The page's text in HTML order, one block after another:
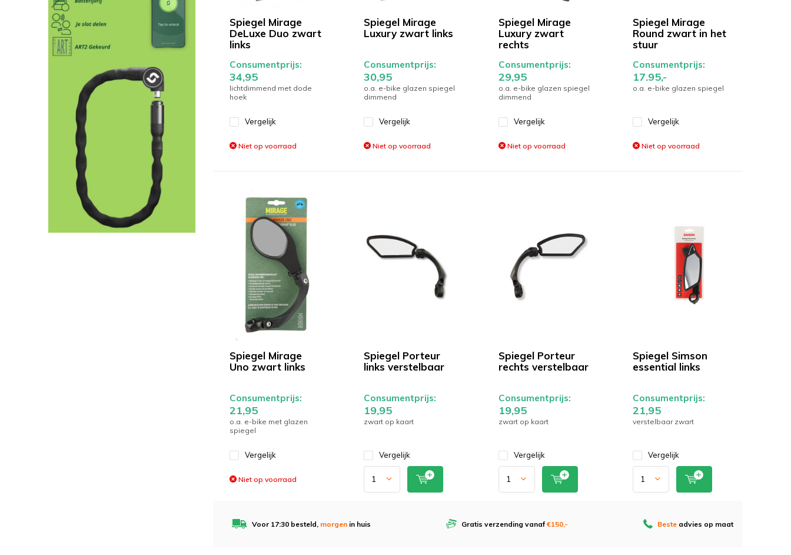
Spiegel Mirage
DeLuxe Duo zwart
links
Consumentprijs:
34,95
lichtdimmend met dode
hoek
Vergelijk
Niet op voorraad
Spiegel Mirage
Luxury zwart links
Consumentprijs:
30,95
o.a. e-bike glazen spiegel
dimmend
Vergelijk
Niet op voorraad
Spiegel Mirage
Luxury zwart
rechts
Consumentprijs:
29,95
o.a. e-bike glazen spiegel
dimmend
Vergelijk
Niet op voorraad
Spiegel Mirage
Round zwart in het
stuur
Consumentprijs:
17.95,-
o.a. e-bike glazen spiegel
Vergelijk
Niet op voorraad
Spiegel Mirage
Uno zwart links
Consumentprijs:
21,95
o.a. e-bike met glazen
spiegel
Vergelijk
Niet op voorraad
Spiegel Porteur
links verstelbaar
Consumentprijs:
19,95
zwart op kaart
Vergelijk
Spiegel Porteur
rechts verstelbaar
Consumentprijs:
19,95
zwart op kaart
Vergelijk
Spiegel Simson
essential links
Consumentprijs:
21,95
verstelbaar zwart
Vergelijk
Voor 17:30 besteld, morgen in huis Gratis verzending vanaf €150,- Beste advies op maat